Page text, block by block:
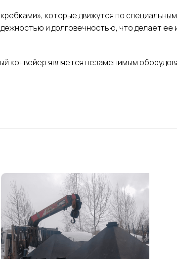
которые движутся по
и долговечностью, что делает
конвейер является незаменимым